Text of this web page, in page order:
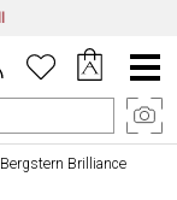
Menu
główne
Bergstern Brilliance